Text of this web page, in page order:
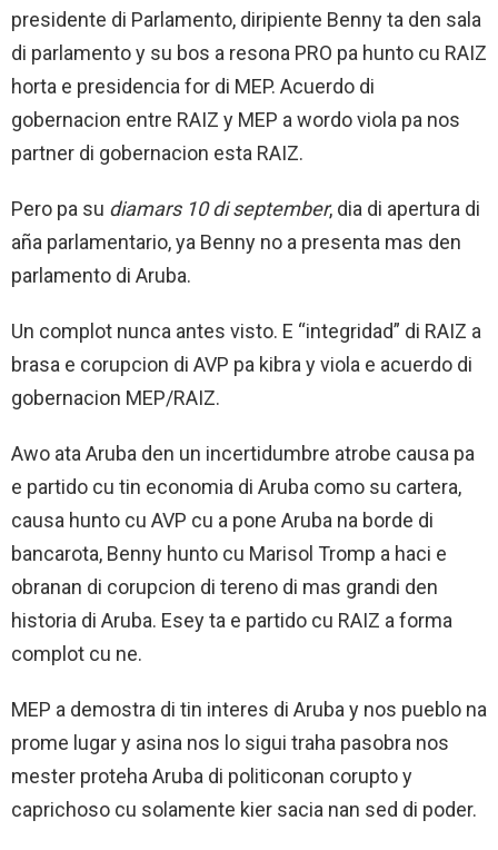
presidente di Parlamento, diripiente Benny ta den sala
di parlamento y su bos a resona PRO pa hunto cu RAIZ
horta e presidencia for di MEP. Acuerdo di
gobernacion entre RAIZ y MEP a wordo viola pa nos
partner di gobernacion esta RAIZ.
Pero pa su diamars 10 di september, dia di apertura di
aña parlamentario, ya Benny no a presenta mas den
parlamento di Aruba.
Un complot nunca antes visto. E “integridad” di RAIZ a
brasa e corupcion di AVP pa kibra y viola e acuerdo di
gobernacion MEP/RAIZ.
Awo ata Aruba den un incertidumbre atrobe causa pa
e partido cu tin economia di Aruba como su cartera,
causa hunto cu AVP cu a pone Aruba na borde di
bancarota, Benny hunto cu Marisol Tromp a haci e
obranan di corupcion di tereno di mas grandi den
historia di Aruba. Esey ta e partido cu RAIZ a forma
complot cu ne.
MEP a demostra di tin interes di Aruba y nos pueblo na
prome lugar y asina nos lo sigui traha pasobra nos
mester proteha Aruba di politiconan corupto y
caprichoso cu solamente kier sacia nan sed di poder.